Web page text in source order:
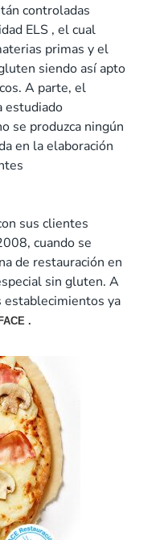
controladas
ELS , el cual
primas y el
siendo así apto
A parte, el
estudiado
se produzca ningún
en la elaboración
sus clientes
cuando se
de restauración en
sin gluten. A
establecimientos ya
FACE .